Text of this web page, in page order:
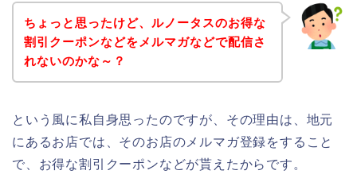
ちょっと思ったけど、ルノータスのお得な
割引クーポンなどをメルマガなどで配信さ
れないのかな～？
という風に私自身思ったのですが、その理由は、地元
にあるお店では、そのお店のメルマガ登録をすること
で、お得な割引クーポンなどが貰えたからです。